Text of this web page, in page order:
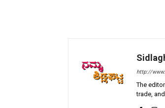
http://
The
trade,